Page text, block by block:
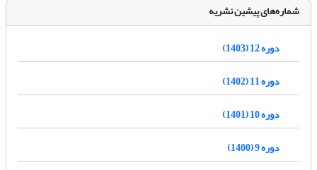
شماره‌های پیشین نشریه
دوره 12 (1403)
دوره 11 (1402)
دوره 10 (1401)
دوره 9 (1400)